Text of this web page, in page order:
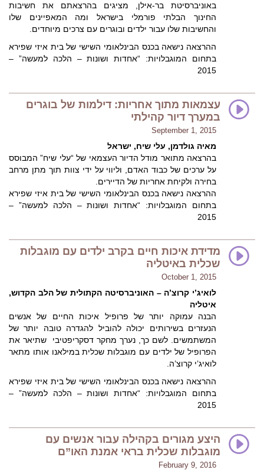
באוניברסיטת בר-אילן, מציגים בהרצאתם את חשיבות
החינוך הבלתי פורמלי בישראל ומה המאפיינים שלו
והחשיבות שלו עבור ילדים ובוגרים עם צרכים מיוחדים.
ההרצאה נישאה בכנס הבינלאומי השישי של בית איזי שפירא
בתחום המוגבלויות: “אחדות ושונות – הלכה למעשה” –
2015
עצמאות מתוך אחריות: דילמות של בוגרים
במערך דיור קהילתי
September 1, 2015
מאיה גולדמן, עלי שיח, ישראל
בהרצאה מתואר מודל הדיור העצמאי של “עלי שיח” המבוסס
על ערכים של כבוד האדם, וליווי על ידי צוות תוך מתן מרחב
בחירה ולקיחת אחריות של הדיירים.
ההרצאה נישאה בכנס הבינלאומי השישי של בית איזי שפירא
בתחום המוגבלויות: “אחדות ושונות – הלכה למעשה” –
2015
מדידת איכות חיים בקרב ילדים עם מוגבלות
שכלית באיטליה
October 1, 2015
לואיג’י קרוצ’ה – האוניברסיטה הקתולית של הלב הקדוש,
איטליה
הבנה עמוקה יותר של פרופיל איכות החיים של אנשים
הנעזרים בשירותים יכולה להוביל להגדרה טובה יותר של
המשתמשים. לשם כך, נערך מחקר דסקריפטיבי שתיאר את
הפרופיל של ילדים עם מוגבלות שכלית במילאנו אותו מתאר
לואיג’י קרוצ’ה.
ההרצאה נישאה בכנס הבינלאומי השישי של בית איזי שפירא
בתחום המוגבלויות: “אחדות ושונות – הלכה למעשה” –
2015
היצע מגורים בקהילה עבור אנשים עם
מוגבלות שכלית בראי אמנת האו”ם
February 9, 2016